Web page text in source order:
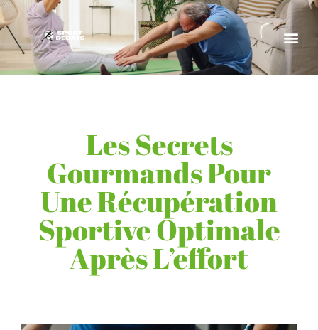
Les Secrets
Gourmands Pour
Une Récupération
Sportive Optimale
Après L’effort